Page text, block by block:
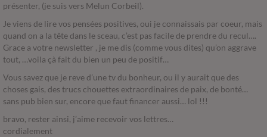
présenter, (je suis vers Melun Corbeil).
Je viens de lire vos pensées positives, oui je connaissais par coeur, mais
quand on a la tête dans le sceau, c’est pas facile de prendre du recul….
Grace a votre newsletter , je me dis (comme vous dites) qu’on aggrave
tout, …voila çà fait du bien un peu de positif…
Vous savez que je reve d’une tv du bonheur, ou il y aurait que des
choses gais, des trucs chouettes extraordinaires de paix, de bonté…
sans pub bien sur, encore que faut financer aussi… lol !!!
bravo, rester ainsi, j’aime recevoir vos lettres…
cordialement